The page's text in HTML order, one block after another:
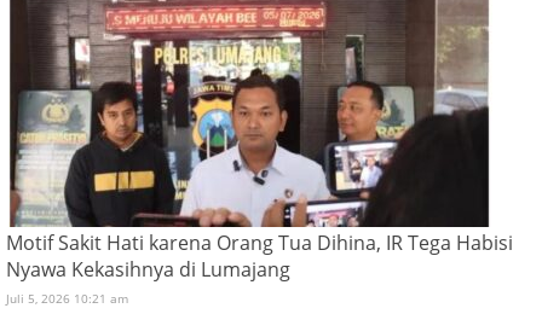
Motif Sakit Hati karena Orang Tua Dihina, IR Tega Habisi
Nyawa Kekasihnya di Lumajang
Juli 5, 2026 10:21 am